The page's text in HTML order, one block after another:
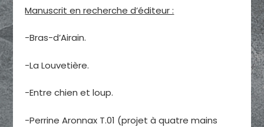
Manuscrit en recherche d’éditeur :
-Bras-d’Airain.
-La Louvetière.
-Entre chien et loup.
-Perrine Aronnax T.01 (projet à quatre mains